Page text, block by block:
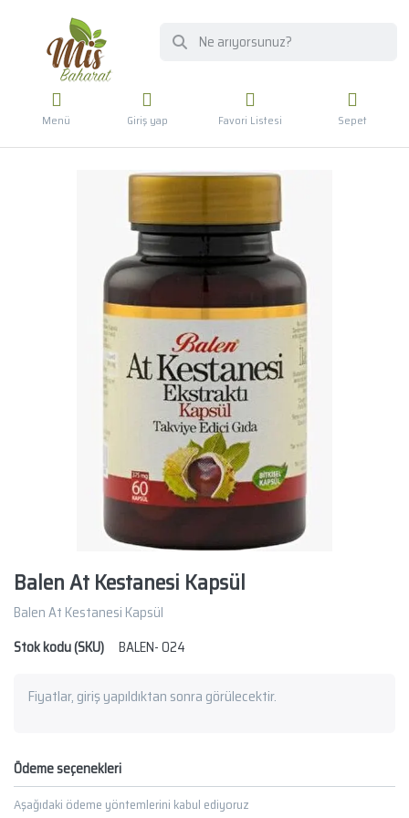
Menü Giriş yap Favori Listesi Sepet
Balen At Kestanesi Kapsül
Balen At Kestanesi Kapsül
Stok kodu (SKU)
BALEN- 024
Fiyatlar, giriş yapıldıktan sonra görülecektir.
Ödeme seçenekleri
Aşağıdaki ödeme yöntemlerini kabul ediyoruz